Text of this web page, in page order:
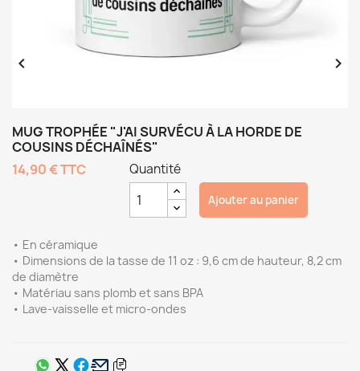
 
MUG TROPHÉE "J'AI SURVÉCU À LA HORDE DE
COUSINS DÉCHAÎNÉS"
14,90 €TTC
• En céramique
• Dimensions de la tasse de 11 oz : 9,6 cm de hauteur, 8,2 cm
de diamètre
• Matériau sans plomb et sans BPA
• Lave-vaisselle et micro-ondes
Quantité
Ajouter au panier